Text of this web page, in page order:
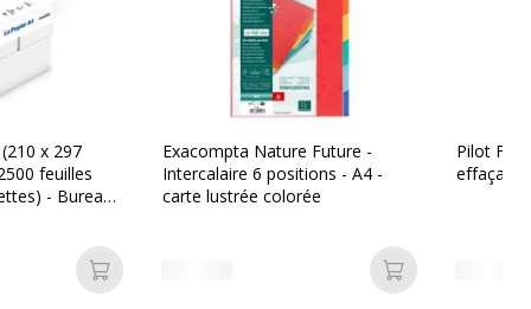
x 297
feuilles
- Bureau
Ajouter au panier
Exacompta Nature Future -
Intercalaire 6 positions - A4 -
carte lustrée colorée
Ajouter au
Pilot